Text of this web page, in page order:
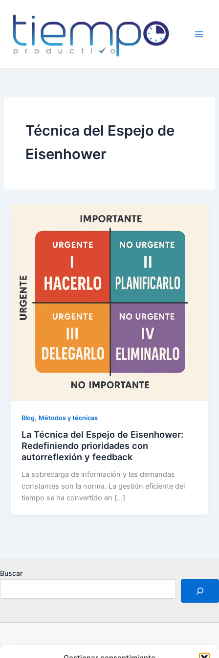
Técnica del Espejo de
Eisenhower
Blog, Métodos y técnicas
La Técnica del Espejo de Eisenhower:
Redefiniendo prioridades con
autorreflexión y feedback
La sobrecarga de información y las demandas
constantes son la norma. La gestión eficiente del
tiempo se ha convertido en […]
Buscar